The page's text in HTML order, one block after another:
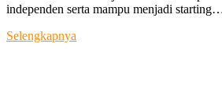
independen serta mampu menjadi
Selengkapnya